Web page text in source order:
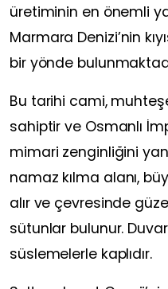
üretiminin en önemli
Marmara Denizi’nin
bir yönde
Bu tarihi cami,
sahiptir ve Osmanlı
mimari zenginliğini
namaz kılma alanı,
alır ve çevresinde
sütunlar bulunur.
süslemelerle kaplıdır.